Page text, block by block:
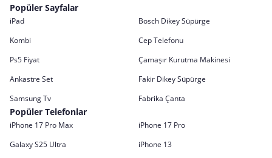
Popüler Sayfalar
iPad
Bosch Dikey Süpürge
Kombi
Cep Telefonu
Ps5 Fiyat
Çamaşır Kurutma Makinesi
Ankastre Set
Fakir Dikey Süpürge
Samsung Tv
Fabrika Çanta
Popüler Telefonlar
iPhone 17 Pro Max
iPhone 17 Pro
Galaxy S25 Ultra
iPhone 13